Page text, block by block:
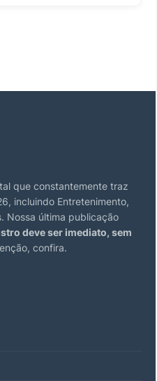
que constantemente traz
incluindo Entretenimento,
Nossa última publicação
deve ser imediato, sem
confira.